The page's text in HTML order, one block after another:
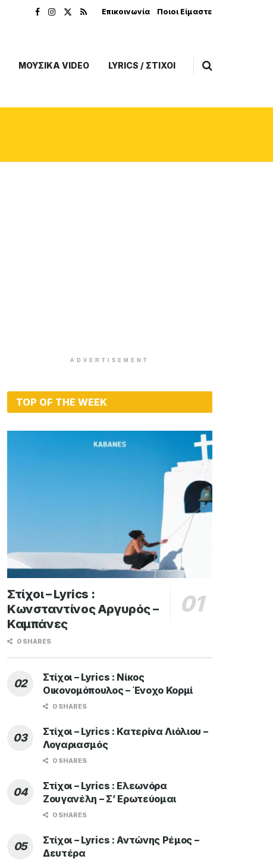
Επικοινωνία Ποιοι Είμαστε
ΜΟΥΣΙΚΑ VIDEO LYRICS / ΣΤΙΧΟΙ
ADVERTISEMENT
TOP OF THE WEEK
Στίχοι – Lyrics :
Κωνσταντίνος Αργυρός –
Καμπάνες
0 SHARES
Στίχοι – Lyrics : Νίκος
Οικονομόπουλος – Ένοχο Κορμί
0 SHARES
Στίχοι – Lyrics : Κατερίνα Λιόλιου –
Λογαριασμός
0 SHARES
Στίχοι – Lyrics : Ελεωνόρα
Ζουγανέλη – Σ’ Ερωτεύομαι
0 SHARES
Στίχοι – Lyrics : Αντώνης Ρέμος –
Δευτέρα